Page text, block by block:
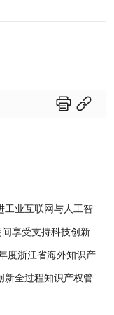
 
工业互联网与人工智
间享受支持科技创新
办法》的通知
度浙江省海外知识产
知新全过程知识产权管